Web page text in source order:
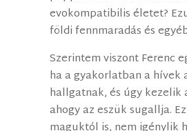
evokompatibilis életet?
földi fennmaradás és
Szerintem viszont Ferenc
ha a gyakorlatban a hívek
hallgatnak, és úgy kezelik
ahogy az eszük sugallja.